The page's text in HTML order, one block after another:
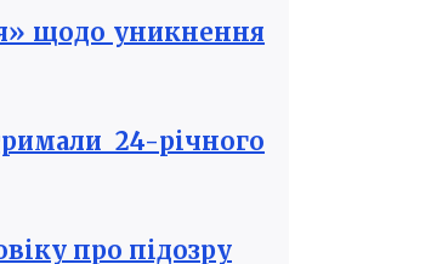
щодо уникнення
24-річного
про підозру